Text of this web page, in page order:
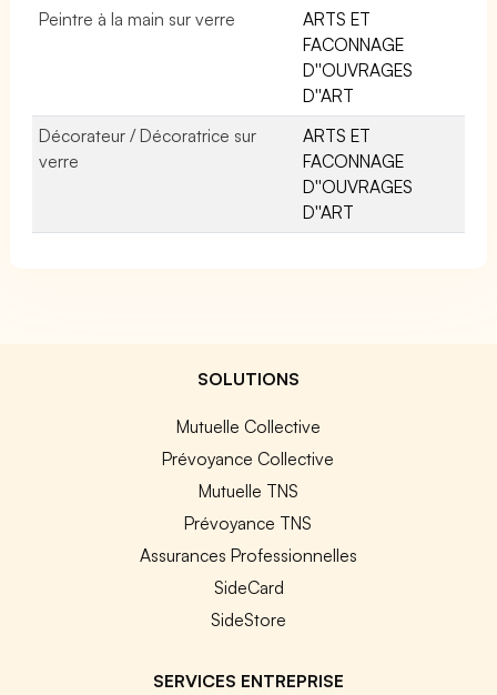
Peintre à la main sur verre
ARTS ET
FACONNAGE
D''OUVRAGES
D''ART
Décorateur / Décoratrice sur
verre
ARTS ET
FACONNAGE
D''OUVRAGES
D''ART
SOLUTIONS
Mutuelle Collective
Prévoyance Collective
Mutuelle TNS
Prévoyance TNS
Assurances Professionnelles
SideCard
SideStore
SERVICES ENTREPRISE